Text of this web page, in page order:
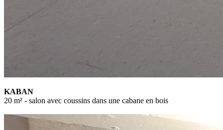
KABAN
20 m² - salon avec coussins dans une cabane en bois